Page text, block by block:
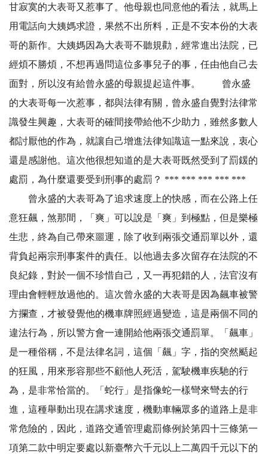
甘寂寞的大表哥又惹事了。他母親也同意他的看法，就馬上
用電話向大姨媽求證，果然不出所料，正是不安本份的大表
哥的新作。大姨媽因為大表哥不聽規勸，經常進出法院，已
經煩不勝煩，不想再過問這位多事兒子的事，任由他自己去
面對，所以沒有給曾永盛的母親提起這件事。 曾永盛
的大表哥每一次惹事，都與法律有關，曾永盛自覺對法律常
識發生興趣，大表哥的確間接帶給他不少助力，雖然多數人
都討厭他的作為，就讓自己增進法律知識這一點來說，衷心
還是感謝他。這次他很想知道的是大表哥既然受到了罰鍰的
處罰，為什麼還要受到刑事的處罰？ *** *** *** *** ***
曾永盛的大表哥為了追求速度上的快感，而在公路上任
意狂飆，煞那間，「爽」可以說是「爽」到極點，但是樂極
生悲，終為自己帶來噩運，除了收到兩張交通罰單以外，還
背負起兩宗刑事案件的責任。以他過去多次留存在法院的不
良紀錄，對於一個不珍惜自己，又一再犯錯的人，法官沒有
理由會輕輕放過他的。這次曾永盛的大表哥是因為飆車被警
方攔查，才被發覺他的機車牌照經過變造，這是兩個不同的
違法行為，所以警方會一連開給他兩張交通罰單。「飆車」
是一種俗稱，不是法律名詞，這個「飆」字，指的突然颳起
的狂風，用來形容那些不顧他人死活，駕駛機車疾馳的行
為，是非常恰當的。「蛇行」是指像蛇一樣彎來彎去的行
進，這種舉動出現在講求速度，機動車輛眾多的道路上是非
常危險的，因此，道路交通管理處罰條例於第四十三條第一
項第二款中明定要處以新臺幣六千元以上二萬四千元以下的